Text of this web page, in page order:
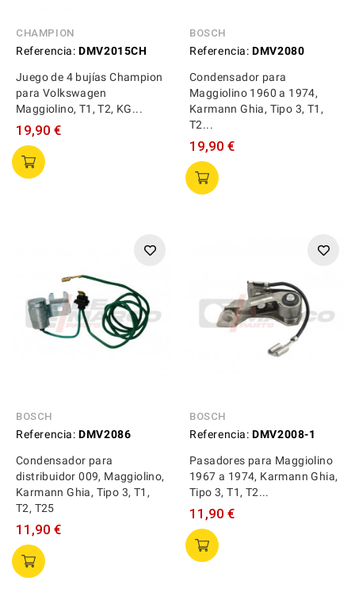
CHAMPION
Referencia: DMV2015CH
Juego de 4 bujías Champion
para Volkswagen
Maggiolino, T1, T2, KG...
19,90 €
BOSCH
Referencia: DMV2080
Condensador para
Maggiolino 1960 a 1974,
Karmann Ghia, Tipo 3, T1,
T2...
19,90 €
BOSCH
Referencia: DMV2086
Condensador para
distribuidor 009, Maggiolino,
Karmann Ghia, Tipo 3, T1,
T2, T25
11,90 €
BOSCH
Referencia: DMV2008-1
Pasadores para Maggiolino
1967 a 1974, Karmann Ghia,
Tipo 3, T1, T2...
11,90 €